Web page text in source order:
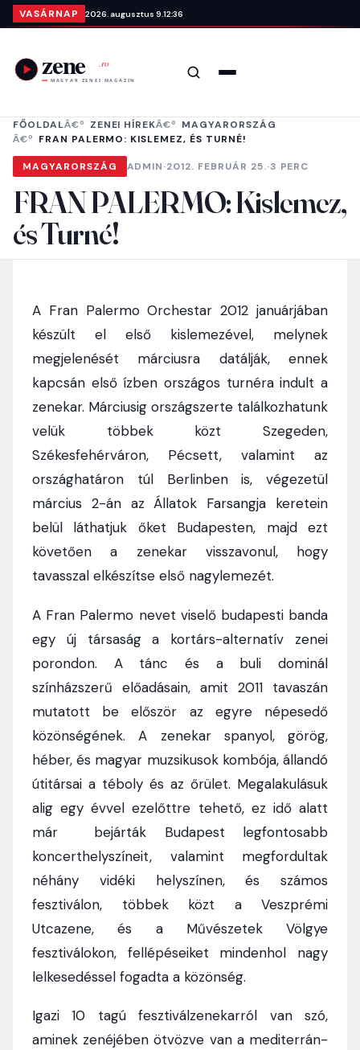
Ugrás a tartalomra
VASÁRNAP 2026. augusztus 9. 12:36
Keresés
FŐOLDAL ZENEI HÍREK
MAGYARORSZÁG
FRAN PALERMO: KISLEMEZ, ÉS TURNÉ!
MAGYARORSZÁG ADMIN·2012. FEBRUÁR 25.·3 PERC
FRAN PALERMO: Kislemez,
és Turné!
A Fran Palermo Orchestar 2012 januárjában
készült el első kislemezével, melynek
megjelenését márciusra datálják, ennek
kapcsán első ízben országos turnéra indult a
zenekar. Márciusig országszerte találkozhatunk
velük többek közt Szegeden,
Székesfehérváron, Pécsett, valamint az
országhatáron túl Berlinben is, végezetül
március 2-án az Állatok Farsangja keretein
belül láthatjuk őket Budapesten, majd ezt
követően a zenekar visszavonul, hogy
tavasszal elkészítse első nagylemezét.
A Fran Palermo nevet viselő budapesti banda
egy új társaság a kortárs-alternatív zenei
porondon. A tánc és a buli dominál
színházszerű előadásain, amit 2011 tavaszán
mutatott be először az egyre népesedő
közönségének. A zenekar spanyol, görög,
héber, és magyar muzsikusok kombója, állandó
útitársai a téboly és az őrület. Megalakulásuk
alig egy évvel ezelőttre tehető, ez idő alatt
már bejárták Budapest legfontosabb
koncerthelyszíneit, valamint megfordultak
néhány vidéki helyszínen, és számos
fesztiválon, többek közt a Veszprémi
Utcazene, és a Művészetek Völgye
fesztiválokon, fellépéseiket mindenhol nagy
lelkesedéssel fogadta a közönség.
Igazi 10 tagú fesztiválzenekarról van szó,
aminek zenéjében ötvözve van a mediterrán-